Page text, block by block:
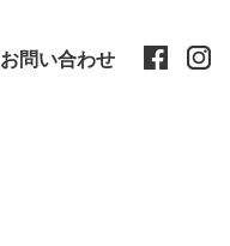
お問い合わせ